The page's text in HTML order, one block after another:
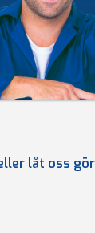
låt oss